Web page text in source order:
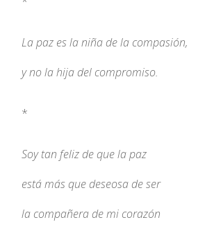
La paz es la niña de la compasión,
y no la hija del compromiso.
*
Soy tan feliz de que la paz
está más que deseosa de ser
la compañera de mi corazón